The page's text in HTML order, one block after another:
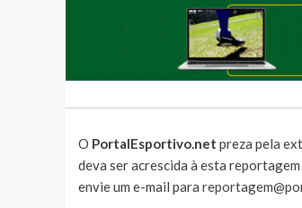
O PortalEsportivo.net preza pela
deva ser acrescida à esta
envie um e-mail para